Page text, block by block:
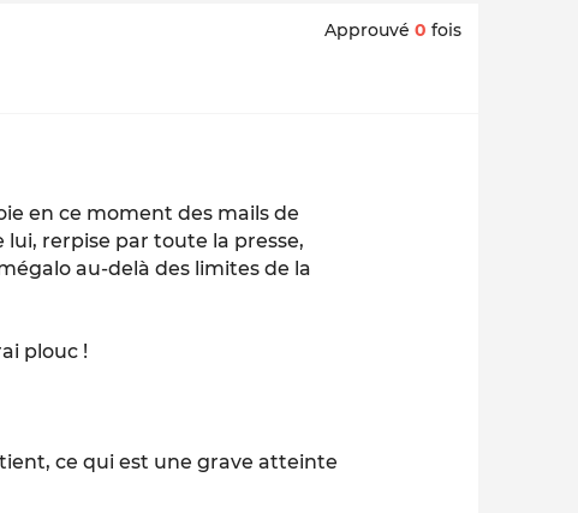
Approuvé 0 fois
en ce moment des mails de
rerpise par toute la presse,
au-delà des limites de la
plouc !
ce qui est une grave atteinte